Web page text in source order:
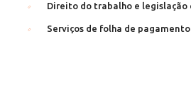
Direito do trabalho e legislação
Serviços de folha de